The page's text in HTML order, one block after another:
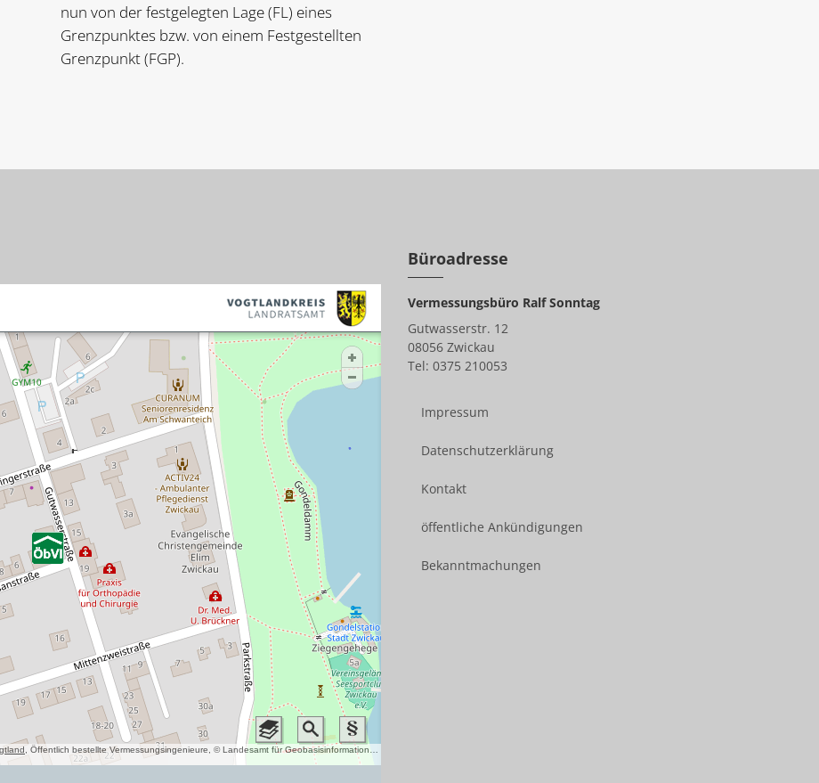
nun von der festgelegten Lage (FL) eines
Grenzpunktes bzw. von einem Festgestellten
Grenzpunkt (FGP).
Büroadresse
Vermessungsbüro Ralf Sonntag
Gutwasserstr. 12
08056 Zwickau
Tel: 0375 210053
Impressum
Datenschutzerklärung
Kontakt
öffentliche Ankündigungen
Bekanntmachungen